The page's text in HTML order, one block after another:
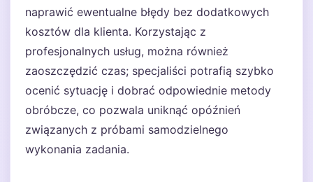
naprawić ewentualne błędy bez dodatkowych
kosztów dla klienta. Korzystając z
profesjonalnych usług, można również
zaoszczędzić czas; specjaliści potrafią szybko
ocenić sytuację i dobrać odpowiednie metody
obróbcze, co pozwala uniknąć opóźnień
związanych z próbami samodzielnego
wykonania zadania.